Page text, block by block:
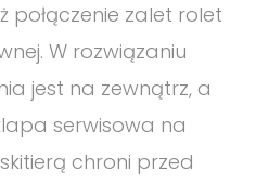
połączenie zalet rolet
W rozwiązaniu
jest na zewnątrz, a
serwisowa na
chroni przed